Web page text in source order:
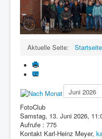
Der Verein
Projekte
Kontakte
Presse
Aktuelle Seite: Startseite
FotoClub
Samstag, 13. Juni 2026,
Aufrufe : 775
Kontakt Karl-Heinz Meyer,